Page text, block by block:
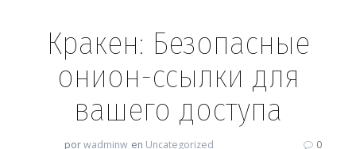
Кракен: Безопасные
онион-ссылки для
вашего доступа
porwadminw en Uncategorized
0